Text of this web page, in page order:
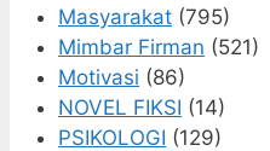
Masyarakat (795)
Mimbar Firman (521)
Motivasi (86)
NOVEL FIKSI (14)
PSIKOLOGI (129)